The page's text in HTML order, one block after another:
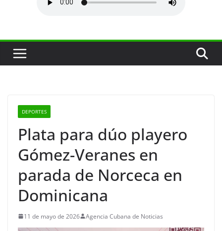
DEPORTES
Plata para dúo playero
Gómez-Veranes en
parada de Norceca en
Dominicana
11 de mayo de 2026 Agencia Cubana de Noticias